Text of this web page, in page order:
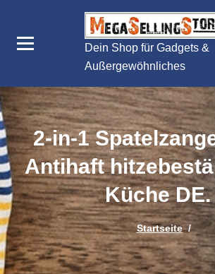
springen
Dein Shop für Gadgets &
Außergewöhnliches
2-in-1
Antihaft
Küche DE.
Startseite/